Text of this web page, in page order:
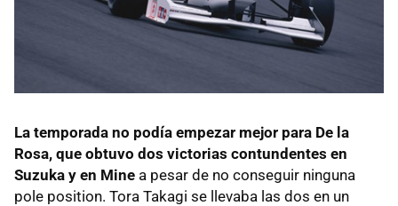
La temporada no podía empezar mejor para De la
Rosa, que obtuvo dos victorias contundentes en
Suzuka y en Mine a pesar de no conseguir ninguna
pole position. Tora Takagi se llevaba las dos en un